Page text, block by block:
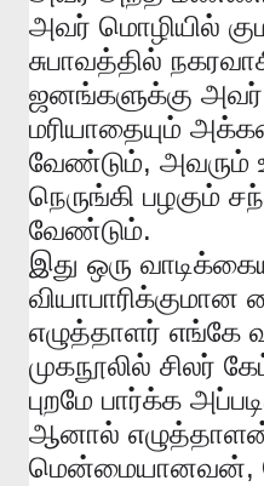
அவர் மொழியில்
சுபாவத்தில்
ஜனங்களுக்கு அவர்
மரியாதையும்
வேண்டும், அவரும்
நெருங்கி பழகும்
வேண்டும்.
இது ஒரு
வியாபாரிக்குமான
எழுத்தாளர் எங்கே
முகநூலில் சிலர்
புறமே பார்க்க
ஆனால்
மென்மையானவன்,